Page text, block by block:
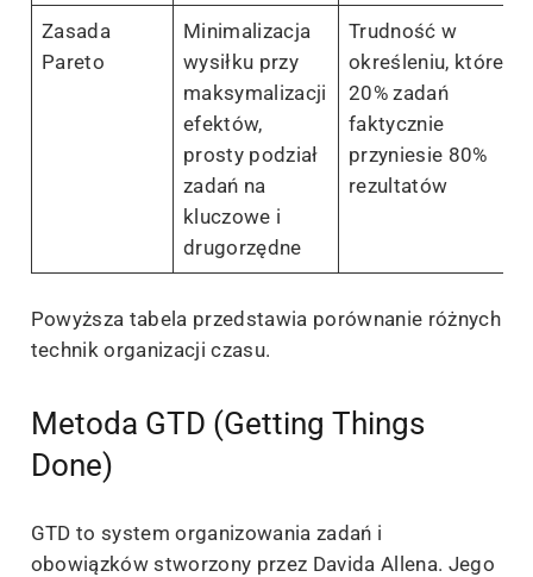
Zasada
Pareto
Minimalizacja
wysiłku przy
maksymalizacji
efektów,
prosty podział
zadań na
kluczowe i
drugorzędne
Trudność w
określeniu, które
20% zadań
faktycznie
przyniesie 80%
rezultatów
Powyższa tabela przedstawia porównanie różnych
technik organizacji czasu.
Metoda GTD (Getting Things
Done)
GTD to system organizowania zadań i
obowiązków stworzony przez Davida Allena. Jego